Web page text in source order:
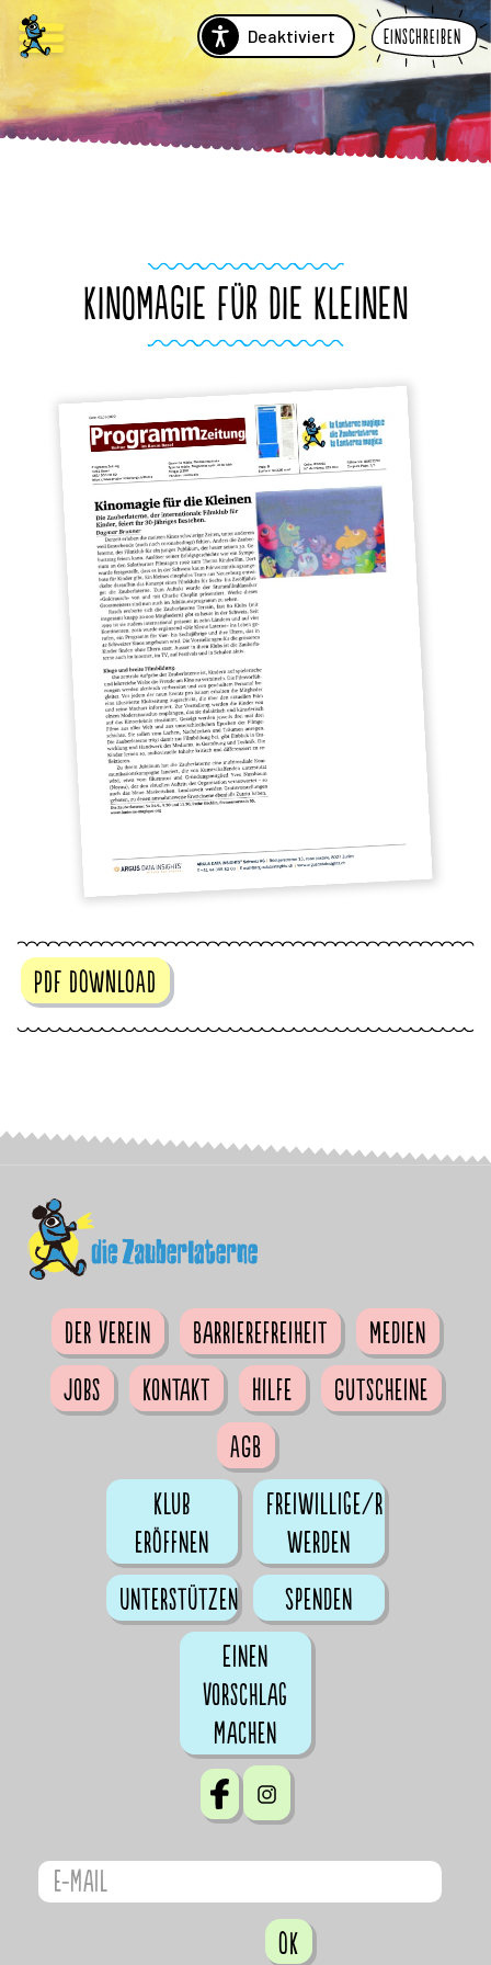
Deaktiviert Einschreiben
KINOMAGIE FÜR DIE KLEINEN
PDF DOWNLOAD
Der Verein Barrierefreiheit
Medien
Jobs
Kontakt Hilfe
Gutscheine
AGB
Klub
eröffnen
Freiwillige/r
werden
Unterstützen
Spenden
Einen
Vorschlag
machen
OK